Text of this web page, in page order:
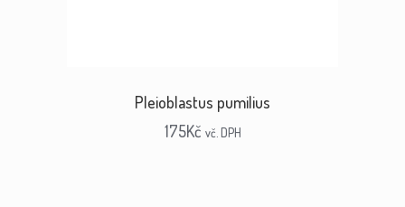
Pleioblastus pumilius
175Kč vč. DPH